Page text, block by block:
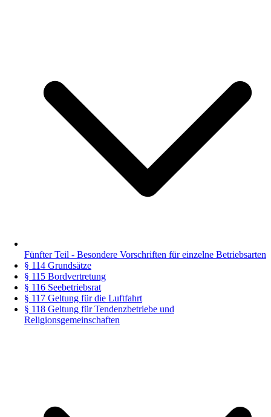
Fünfter Teil - Besondere Vorschriften für einzelne Betriebsarten
§ 114 Grundsätze
§ 115 Bordvertretung
§ 116 Seebetriebsrat
§ 117 Geltung für die Luftfahrt
§ 118 Geltung für Tendenzbetriebe und
Religionsgemeinschaften